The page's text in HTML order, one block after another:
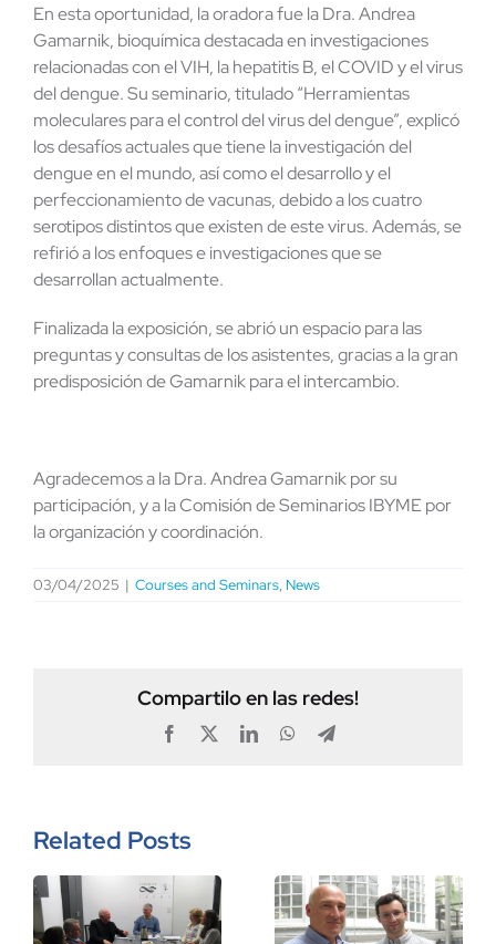
En esta oportunidad, la oradora fue la Dra. Andrea
Gamarnik, bioquímica destacada en investigaciones
relacionadas con el VIH, la hepatitis B, el COVID y el virus
del dengue. Su seminario, titulado “Herramientas
moleculares para el control del virus del dengue”, explicó
los desafíos actuales que tiene la investigación del
dengue en el mundo, así como el desarrollo y el
perfeccionamiento de vacunas, debido a los cuatro
serotipos distintos que existen de este virus. Además, se
refirió a los enfoques e investigaciones que se
desarrollan actualmente.
Finalizada la exposición, se abrió un espacio para las
preguntas y consultas de los asistentes, gracias a la gran
predisposición de Gamarnik para el intercambio.
Agradecemos a la Dra. Andrea Gamarnik por su
participación, y a la Comisión de Seminarios IBYME por
la organización y coordinación.
03/04/2025 | Courses and Seminars, News
Compartilo en las redes!
Facebook LinkedInWhatsAppTelegram
Related Posts